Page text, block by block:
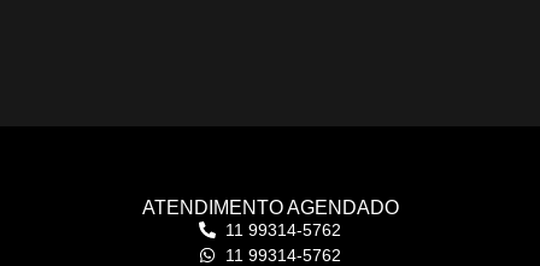
ATENDIMENTO AGENDADO
11 99314-5762
11 99314-5762